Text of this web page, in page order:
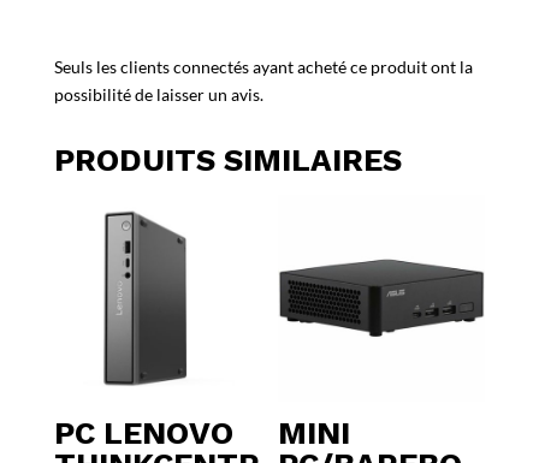
Seuls les clients connectés ayant acheté ce produit ont la
possibilité de laisser un avis.
PRODUITS SIMILAIRES
PC LENOVO
MINI